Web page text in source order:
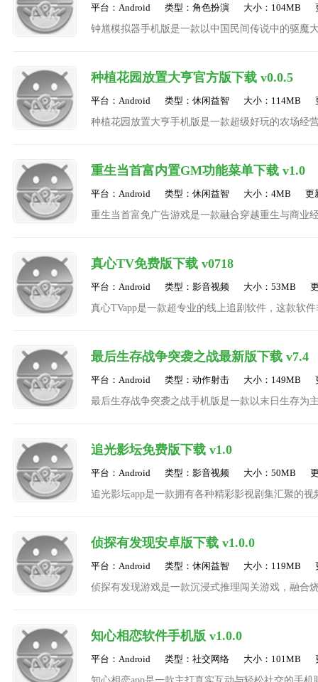
平台：Android 类型：角色扮演 大小：104MB
钟馗模拟器手机版是一款以中国民间传说中的驱魔
种植花园放置大亨官方版下载 v0.0.5
平台：Android 类型：休闲益智 大小：114MB
种植花园放置大亨手机版是一款超级好玩的农场经
重生当首富内置GM功能菜单下载 v1.0
平台：Android 类型：休闲益智 大小：4MB
更
重生当首富免广告游戏是一款融合穿越重生与商业
真心TV免费版下载 v0718
平台：Android 类型：影音视频 大小：53MB
真心TVapp是一款超专业的线上追剧软件，这款软
最后生存战争突袭之战最新版下载 v7.4
平台：Android 类型：动作射击 大小：149MB
最后生存战争突袭之战手机版是一款以末日生存为
追光影坛免费版下载 v1.0
平台：Android 类型：影音视频 大小：50MB
追光影坛app是一款拥有各种精彩影视剧集汇聚的
侦探有发现安卓版下载 v1.0.0
平台：Android 类型：休闲益智 大小：119MB
侦探有发现游戏是一款沉浸式推理闯关游戏，融合
知心相恋软件手机版 v1.0.0
平台：Android 类型：社交网络 大小：101MB